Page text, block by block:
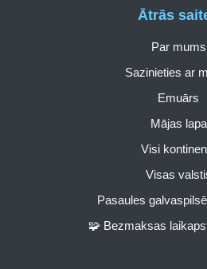
Ātrās
Par mums
Sazinieties ar
Emuārs
Mājas lapa
Visi
Visas
Pasaules
🧩 Bezmaksas